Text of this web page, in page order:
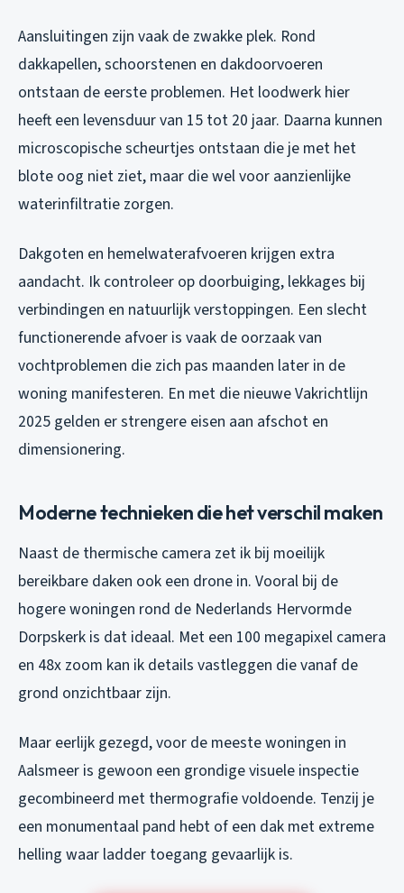
Aansluitingen zijn vaak de zwakke plek. Rond
dakkapellen, schoorstenen en dakdoorvoeren
ontstaan de eerste problemen. Het loodwerk hier
heeft een levensduur van 15 tot 20 jaar. Daarna kunnen
microscopische scheurtjes ontstaan die je met het
blote oog niet ziet, maar die wel voor aanzienlijke
waterinfiltratie zorgen.
Dakgoten en hemelwaterafvoeren krijgen extra
aandacht. Ik controleer op doorbuiging, lekkages bij
verbindingen en natuurlijk verstoppingen. Een slecht
functionerende afvoer is vaak de oorzaak van
vochtproblemen die zich pas maanden later in de
woning manifesteren. En met die nieuwe Vakrichtlijn
2025 gelden er strengere eisen aan afschot en
dimensionering.
Moderne technieken die het verschil maken
Naast de thermische camera zet ik bij moeilijk
bereikbare daken ook een drone in. Vooral bij de
hogere woningen rond de Nederlands Hervormde
Dorpskerk is dat ideaal. Met een 100 megapixel camera
en 48x zoom kan ik details vastleggen die vanaf de
grond onzichtbaar zijn.
Maar eerlijk gezegd, voor de meeste woningen in
Aalsmeer is gewoon een grondige visuele inspectie
gecombineerd met thermografie voldoende. Tenzij je
een monumentaal pand hebt of een dak met extreme
helling waar ladder toegang gevaarlijk is.